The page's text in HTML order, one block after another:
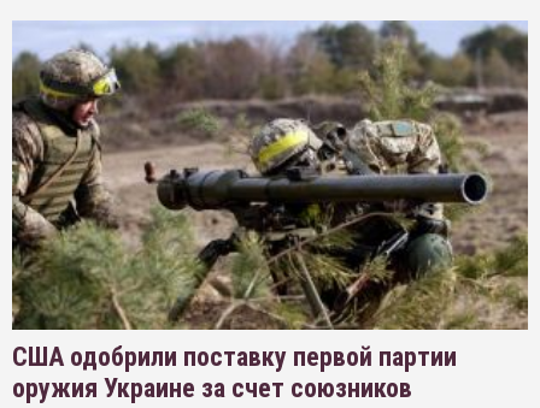
США одобрили поставку первой партии
оружия Украине за счет союзников